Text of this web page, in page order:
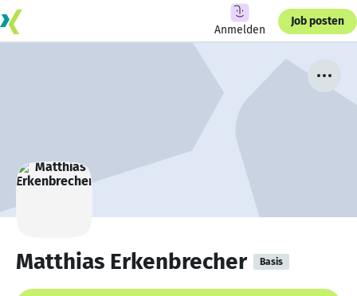
Anmelden
Job posten
Matthias Erkenbrecher Basis